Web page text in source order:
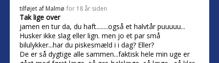
tilføjet af Malmø for 18 år siden
Tak lige over
jamen en tur da, du haft........også et halvtår puuuuu...
Husker ikke slag eller lign. men jo et par små
bilulykker...har du piskesmæld i i dag? Eller?
De er så dygtige alle sammen...faktisk hele min uge er